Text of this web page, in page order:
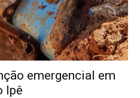
emergencial em
Ipê